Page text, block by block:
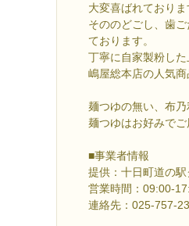
大変喜ばれておりま
そののどごし、歯
ております。
丁寧に自家製粉し
嶋屋総本店の人気商
麺つゆの無い、布乃
麺つゆはお好みでご
■事業者情報
提供：十日町道の
営業時間：09:00-
連絡先：025-757-